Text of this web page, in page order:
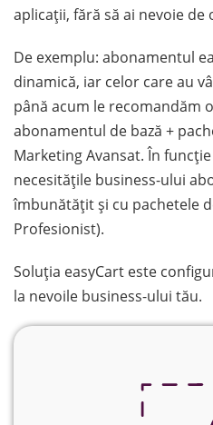
aplicații, fără să ai nevoie de
De exemplu: abonamentul
dinamică, iar celor care au
până acum le recomandăm
abonamentul de bază +
Marketing Avansat. În
necesitățile business-ului
îmbunătățit și cu pachetele
Profesionist).
Soluția easyCart este
la nevoile business-ului tău.